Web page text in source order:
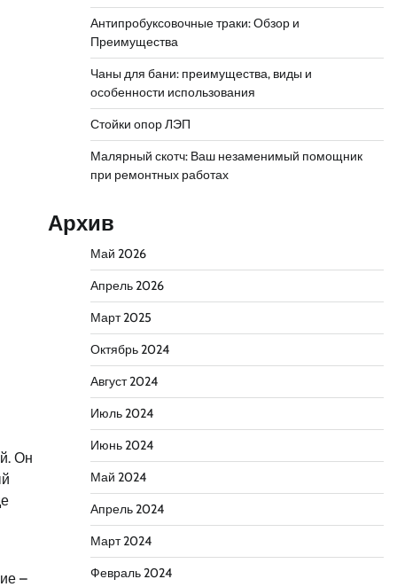
Он
–
Антипробуксовочные траки: Обзор и
Преимущества
Чаны для бани: преимущества, виды и
особенности использования
Стойки опор ЛЭП
Малярный скотч: Ваш незаменимый помощник
при ремонтных работах
Архив
Май 2026
Апрель 2026
Март 2025
Октябрь 2024
Август 2024
Июль 2024
Июнь 2024
Май 2024
Апрель 2024
Март 2024
Февраль 2024